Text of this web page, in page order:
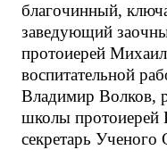
благочинный,
заведующий
протоиерей
воспитательной
Владимир Волков,
школы
секретарь